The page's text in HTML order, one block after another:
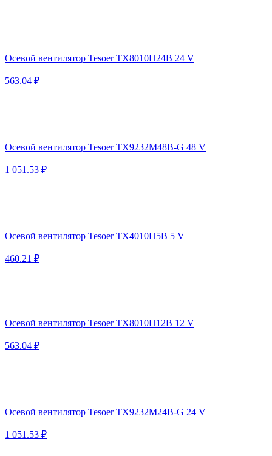
Осевой вентилятор Tesoer TX8010H24B 24 V
563.04 ₽
Осевой вентилятор Tesoer TX9232M48B-G 48 V
1 051.53 ₽
Осевой вентилятор Tesoer TX4010H5B 5 V
460.21 ₽
Осевой вентилятор Tesoer TX8010H12B 12 V
563.04 ₽
Осевой вентилятор Tesoer TX9232M24B-G 24 V
1 051.53 ₽